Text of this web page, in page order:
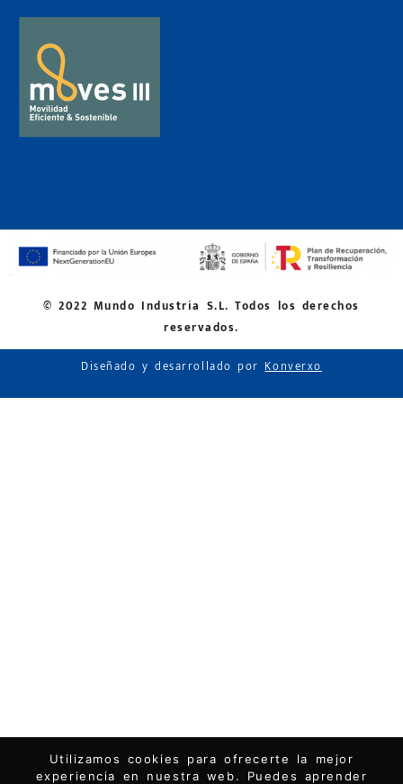
© 2022 Mundo Industria S.L. Todos los derechos
reservados.
Diseñado y desarrollado porKonverxo
Utilizamos cookies para ofrecerte la mejor
experiencia en nuestra web. Puedes aprender